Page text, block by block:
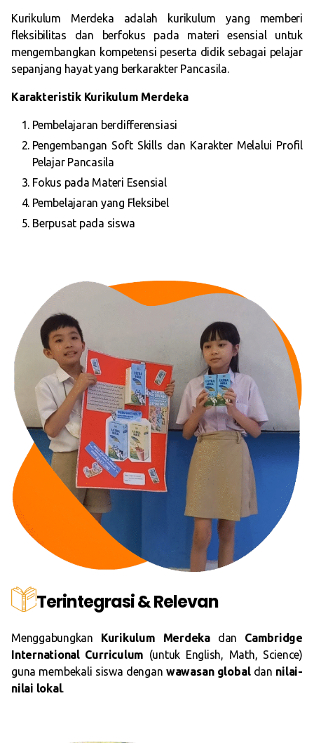
Kurikulum Merdeka adalah kurikulum yang memberi
fleksibilitas dan berfokus pada materi esensial untuk
mengembangkan kompetensi peserta didik sebagai pelajar
sepanjang hayat yang berkarakter Pancasila.
Karakteristik Kurikulum Merdeka
Pembelajaran berdifferensiasi
Pengembangan Soft Skills dan Karakter Melalui Profil
Pelajar Pancasila
Fokus pada Materi Esensial
Pembelajaran yang Fleksibel
Berpusat pada siswa
Terintegrasi & Relevan
Menggabungkan Kurikulum Merdekadan Cambridge
International Curriculum (untuk English, Math, Science)
guna membekali siswa dengan wawasan globaldan nilai-
nilai lokal.